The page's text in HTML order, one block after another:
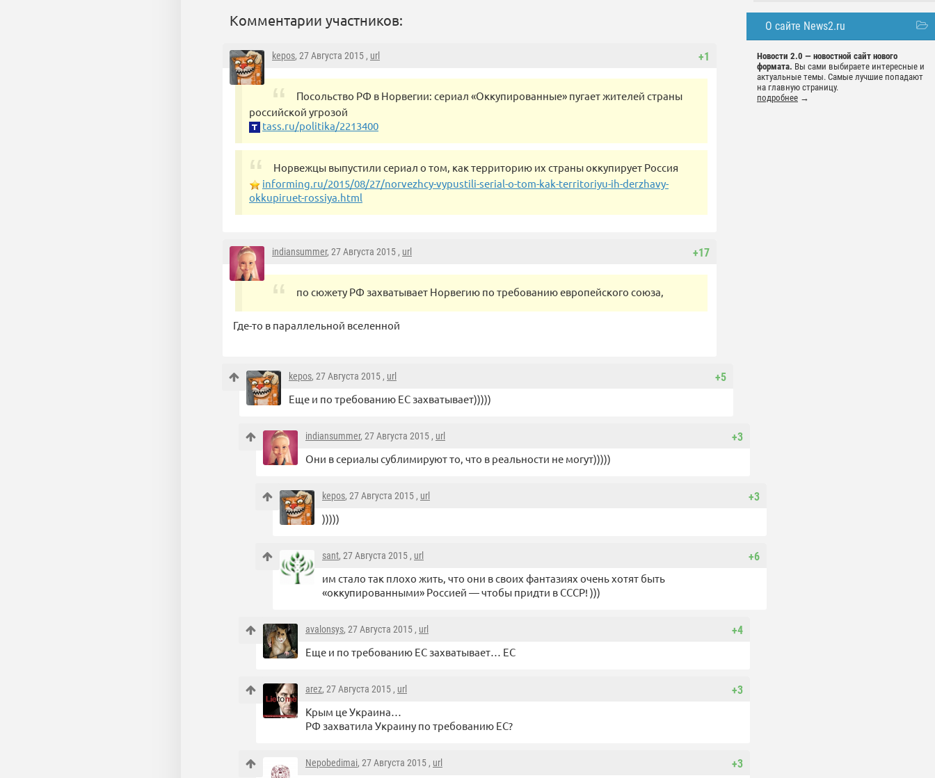
О сайте News2.ru
Новости 2.0 — новостной сайт нового
формата. Вы сами выбираете интересные и
актуальные темы. Самые лучшие попадают
на главную страницу.
подробнее →
Комментарии участников:
+1
kepos, 27 Августа 2015 , url
Посольство РФ в Норвегии: сериал «Оккупированные» пугает жителей страны
российской угрозой
tass.ru/politika/2213400
Норвежцы выпустили сериал о том, как территорию их страны оккупирует Россия
informing.ru/2015/08/27/norvezhcy-vypustili-serial-o-tom-kak-territoriyu-ih-derzhavy-
okkupiruet-rossiya.html
+17
indiansummer, 27 Августа 2015 , url
по сюжету РФ захватывает Норвегию по требованию европейского союза,
Где-то в параллельной вселенной
+5
kepos, 27 Августа 2015 , url
Еще и по требованию ЕС захватывает)))))
+3
indiansummer, 27 Августа 2015 , url
Они в сериалы сублимируют то, что в реальности не могут)))))
+3
kepos, 27 Августа 2015 , url
)))))
+6
sant, 27 Августа 2015 , url
им стало так плохо жить, что они в своих фантазиях очень хотят быть
«оккупированными» Россией — чтобы придти в СССР! )))
+4
avalonsys, 27 Августа 2015 , url
Еще и по требованию ЕС захватывает… ЕС
+3
arez, 27 Августа 2015 , url
Крым це Украина…
РФ захватила Украину по требованию ЕС?
+3
Nepobedimai, 27 Августа 2015 , url